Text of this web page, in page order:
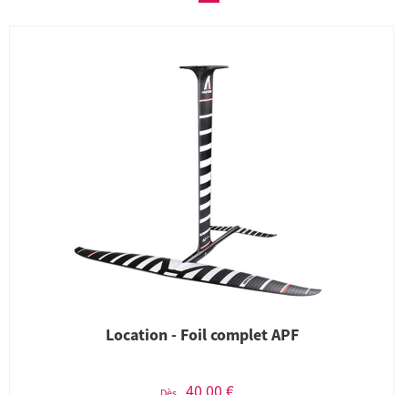
Location - Foil complet APF